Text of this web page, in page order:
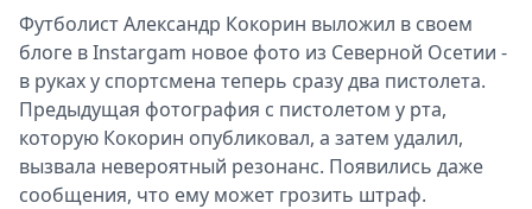
Кино
Афиша
Книги
Выставки
Пресс-
релизы
Футболист Александр Кокорин выложил в своем
блоге в Instargam новое фото из Северной Осетии -
в руках у спортсмена теперь сразу два пистолета.
Предыдущая фотография с пистолетом у рта,
которую Кокорин опубликовал, а затем удалил,
вызвала невероятный резонанс. Появились даже
сообщения, что ему может грозить штраф.